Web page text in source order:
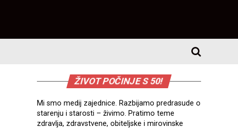
ŽIVOT POČINJE S 50!
Mi smo medij zajednice. Razbijamo predrasude o
starenju i starosti – živimo. Pratimo teme
zdravlja, zdravstvene, obiteljske i mirovinske